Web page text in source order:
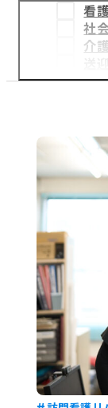
医
募集
お知
看
社
介